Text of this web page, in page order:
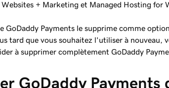
+ Marketing et Managed Hosting for
GoDaddy Payments le supprime comme
tard que vous souhaitez l'utiliser à nouveau,
à supprimer complètement GoDaddy
GoDaddy Payments